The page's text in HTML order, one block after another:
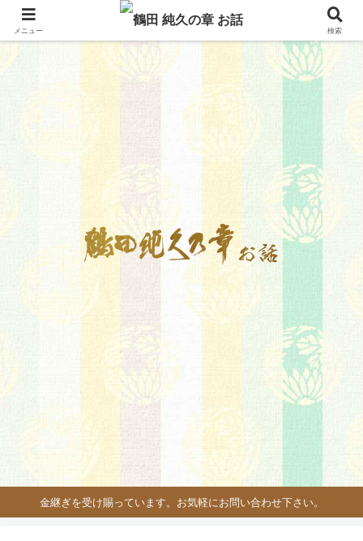
金継ぎを受け賜っています。お気軽にお問い合わせ下さい。
メニュー 検索